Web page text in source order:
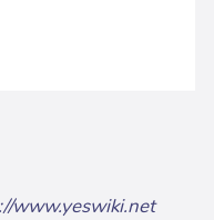
www.yeswiki.net